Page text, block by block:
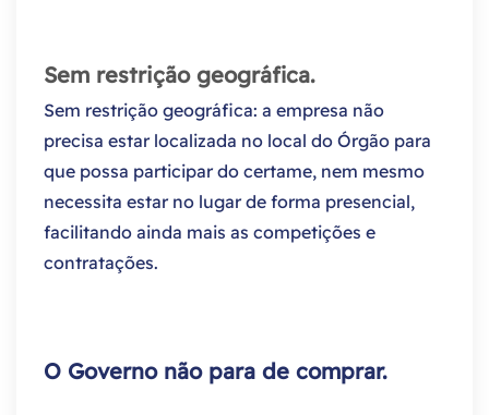
Sem restrição geográfica.
Sem restrição geográfica: a empresa não
precisa estar localizada no local do Órgão para
que possa participar do certame, nem mesmo
necessita estar no lugar de forma presencial,
facilitando ainda mais as competições e
contratações.
O Governo não para de comprar.